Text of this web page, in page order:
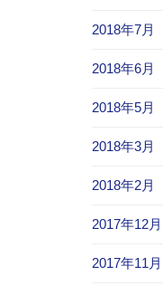
2018年7月
2018年6月
2018年5月
2018年3月
2018年2月
2017年12月
2017年11月